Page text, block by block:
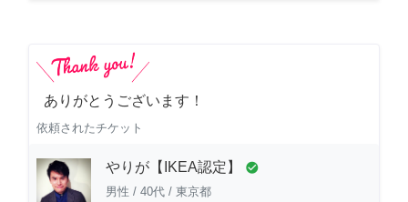
ありがとうございます！
依頼されたチケット
やりが【IKEA認定】 check_circle
男性 / 40代 / 東京都